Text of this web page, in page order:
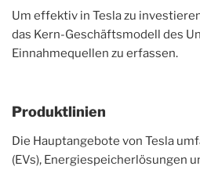
Um effektiv in Tesla zu
das Kern-Geschäftsmodell des
Einnahmequellen zu erfassen.
Produktlinien
Die Hauptangebote von Tesla
(EVs), Energiespeicherlösungen